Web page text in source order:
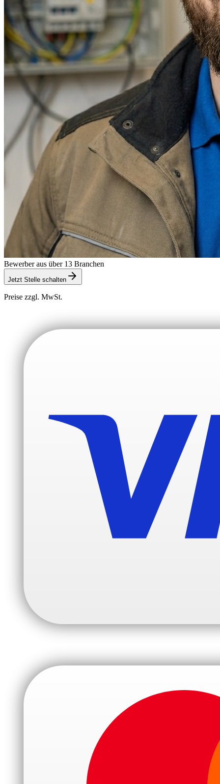
Bewerber aus über 13 Branchen
Jetzt Stelle schalten
Preise zzgl. MwSt.